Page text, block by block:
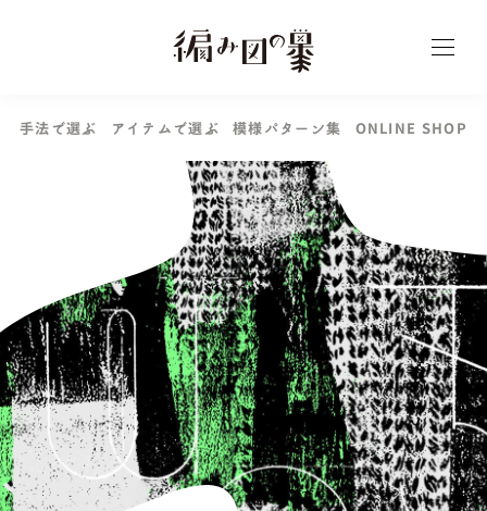
手法 で選ぶ ア イ テ ム で選ぶ 模様パタ ー ン集 ONLI NE SHOP